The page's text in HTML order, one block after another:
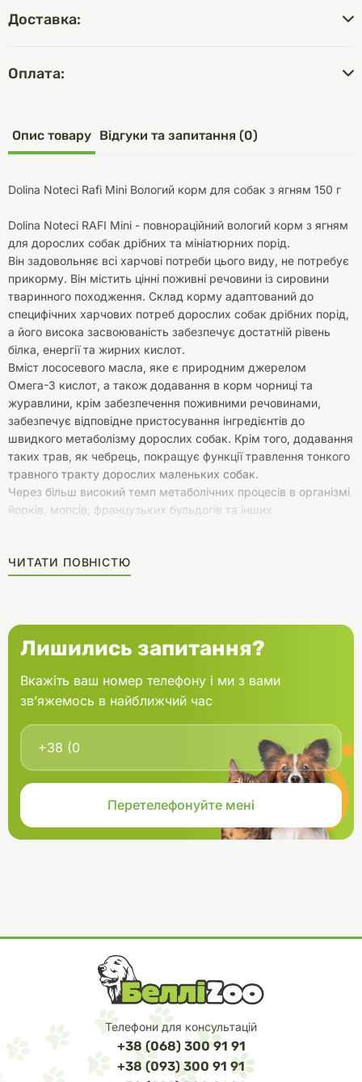
Доставка:
Оплата:
Опис товару Відгуки та запитання (0)
Dolina Noteci Rafi Mini Вологий корм для собак з ягням 150 г
Dolina Noteci RAFI Mini - повнораційний вологий корм з ягням
для дорослих собак дрібних та мініатюрних порід.
Він задовольняє всі харчові потреби цього виду, не потребує
прикорму. Він містить цінні поживні речовини із сировини
тваринного походження. Склад корму адаптований до
специфічних харчових потреб дорослих собак дрібних порід,
а його висока засвоюваність забезпечує достатній рівень
білка, енергії та жирних кислот.
Вміст лососевого масла, яке є природним джерелом
Омега-3 кислот, а також додавання в корм чорниці та
журавлини, крім забезпечення поживними речовинами,
забезпечує відповідне пристосування інгредієнтів до
швидкого метаболізму дорослих собак. Крім того, додавання
таких трав, як чебрець, покращує функції травлення тонкого
травного тракту дорослих маленьких собак.
Через більш високий темп метаболічних процесів в організмі
йорків, мопсів, французьких бульдогів та інших
запобігає серцево-судинним захворюванням, а також
цілюще впливає на нервову систему, покращуючи рефлекси
ЧИТАТИ ПОВНІСТЮ
Лишились запитання?
Вкажіть ваш номер телефону і ми з вами
зв’яжемось в найближчий час
Телефони для консультацій
+38 (068) 300 91 91
+38 (093) 300 91 91